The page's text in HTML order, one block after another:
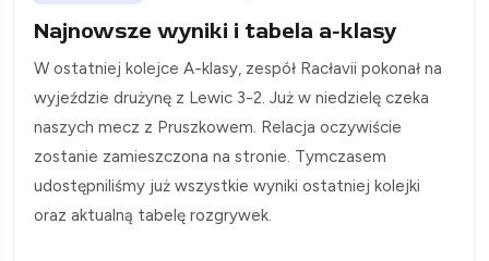
Najnowsze wyniki i tabela a-klasy
W ostatniej kolejce A-klasy, zespół Racłavii pokonał na
wyjeździe drużynę z Lewic 3-2. Już w niedzielę czeka
naszych mecz z Pruszkowem. Relacja oczywiście
zostanie zamieszczona na stronie. Tymczasem
udostępniliśmy już wszystkie wyniki ostatniej kolejki
oraz aktualną tabelę rozgrywek.